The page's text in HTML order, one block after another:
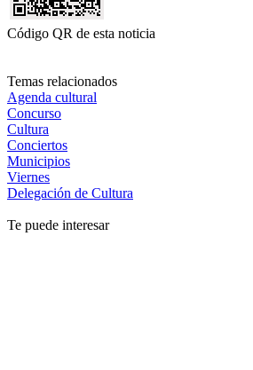
Código QR de esta noticia
Temas relacionados
Agenda cultural
Concurso
Cultura
Conciertos
Municipios
Viernes
Delegación de Cultura
Te puede interesar